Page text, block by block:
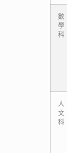
數
學
科
人
文
科